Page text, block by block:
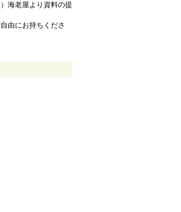
海老屋より資料の提
由にお持ちくださ